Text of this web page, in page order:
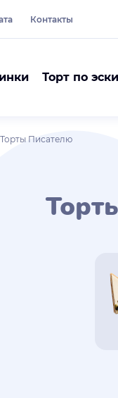
Контакты
Торт по
Торты Писателю